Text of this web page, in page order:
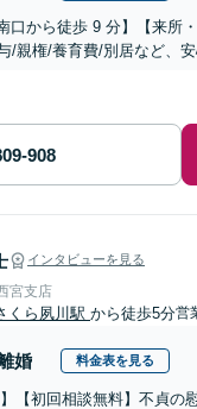
口から徒歩 9 分】【来所
/親権/養育費/別居など、
インタビューを見る
宮支店
くら夙川駅 から徒歩5分営
婚 料金表を見る
】【初回相談無料】不貞